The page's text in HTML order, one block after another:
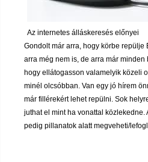
Az internetes álláskeresés előnyei
Gondolt már arra, hogy körbe repülje
arra még nem is, de arra már minden
hogy ellátogasson valamelyik közeli
minél olcsóbban. Van egy jó hírem
már fillérekért lehet repülni. Sok
juthat el mint ha vonattal közlekedne.
pedig pillanatok alatt megveheti/